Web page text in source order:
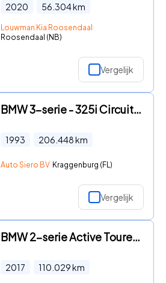
2020 56.304km
Louwman Kia Roosendaal
Roosendaal (NB)
Vergelijk
BMW 3-serie - 325i Circuit auto rijklaar met kenteken
1993 206.448km
Auto Siero BV Kraggenburg (FL)
Vergelijk
BMW 2-serie Active Tourer - 216i | BTW | PDC A | Cruise Control | LED
2017 110.029km